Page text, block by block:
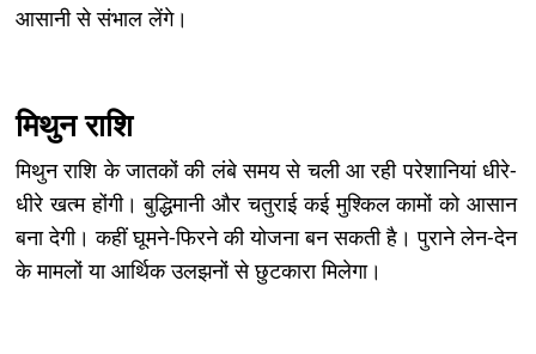
आसानी से संभाल लेंगे।
मिथुन राशि
मिथुन राशि के जातकों की लंबे समय से चली आ रही परेशानियां धीरे-
धीरे खत्म होंगी। बुद्धिमानी और चतुराई कई मुश्किल कामों को आसान
बना देगी। कहीं घूमने-फिरने की योजना बन सकती है। पुराने लेन-देन
के मामलों या आर्थिक उलझनों से छुटकारा मिलेगा।